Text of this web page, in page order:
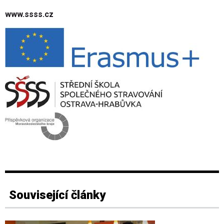
www.ssss.cz
Související články